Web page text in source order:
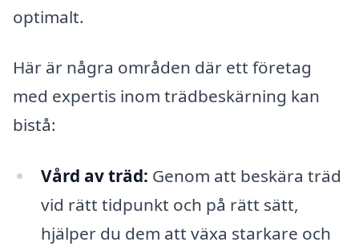
optimalt.
Här är några områden där ett företag
med expertis inom trädbeskärning kan
bistå:
Vård av träd: Genom att beskära träd
vid rätt tidpunkt och på rätt sätt,
hjälper du dem att växa starkare och